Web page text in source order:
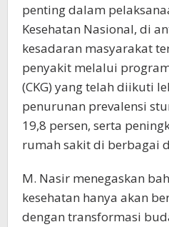
penting dalam
Kesehatan Nasional, di
kesadaran masyarakat
penyakit melalui
(CKG) yang telah diikuti
penurunan prevalensi
19,8 persen, serta
rumah sakit di berbagai
M. Nasir menegaskan
kesehatan hanya akan
dengan transformasi